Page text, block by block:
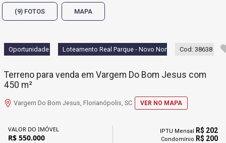
(9) FOTOS MAPA
Oportunidade Loteamento Real Parque - Novo Norte Cod: 38638
Terreno para venda em Vargem Do Bom Jesus com
450 m²
Vargem Do Bom Jesus, Florianópolis, SC VER NO MAPA
VALOR DO IMÓVEL
R$ 550.000
IPTU Mensal R$ 202
Condomínio R$ 200